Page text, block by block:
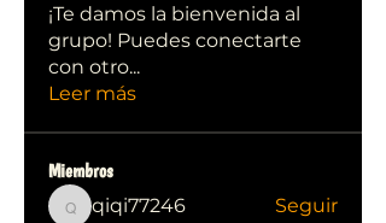
¡Te damos la bienvenida al
grupo! Puedes conectarte
con otro...
Leer más
Miembros
qiqi77246
qiqi77246
Seguir